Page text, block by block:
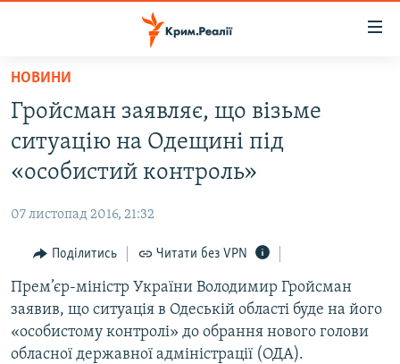
Перейти
основного
матеріалу
Перейти
до
основної
Перейти
пошуку
ВОДА.КРИМ
ВІДЕО ТА ФОТО
БЛОГИ
ПОГЛЯД
ІНТЕРВ'Ю
ВСЕ ЗА ДЕНЬ
СПЕЦПРОЕКТИ
НОВИНИ
Гройсман заявляє, що візьме
ситуацію на Одещині під
«особистий контроль»
07 листопад 2016, 21:32
Поділитись Читати без VPN
Прем’єр-міністр України Володимир Гройсман
заявив, що ситуація в Одеській області буде на його
«особистому контролі» до обрання нового голови
обласної державної адміністрації (ОДА).